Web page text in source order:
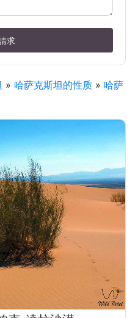
求
» 哈萨克斯坦的性质 » 哈萨